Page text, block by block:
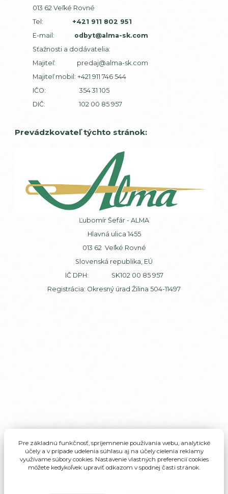
013 62 Veľké Rovné
Tel:
+421 911 802 951
E-mail: odbyt@alma-sk.com
Sťažnosti a dodávatelia:
Majiteľ: predaj@alma-sk.com
Majiteľ mobil: +421 911 746 544
IČO: 354 31 105
DIČ: 102 00 85 957
Prevádzkovateľ týchto stránok:
Ľubomír Šefár - ALMA
Hlavná ulica 1455
013 62 Veľké Rovné
Slovenská republika, EÚ
IČ DPH: SK102 00 85 957
Registrácia: Okresný úrad Žilina 504-11497
Pre základnú funkčnosť, spríjemnenie používania webu, analytické
účely a v prípade udelenia súhlasu aj na účely cielenia reklamy
využívame súbory cookies. Nastavenie vlastných preferencií cookies
môžete kedykoľvek upraviť odkazom v spodnej časti stránok.